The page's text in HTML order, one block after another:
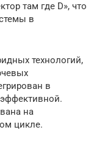
там где D», что
в
технологий,
в
на
цикле.